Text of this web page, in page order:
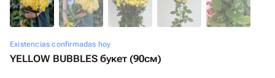
Existencias confirmadas hoy
YELLOW BUBBLES букет (90см)